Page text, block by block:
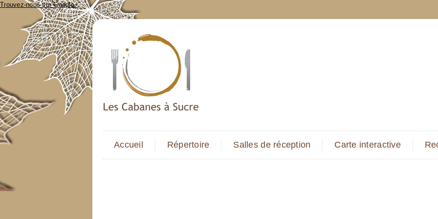
Trouvez-nous sur Google+
Accueil Répertoire Salles de réception Carte interactive